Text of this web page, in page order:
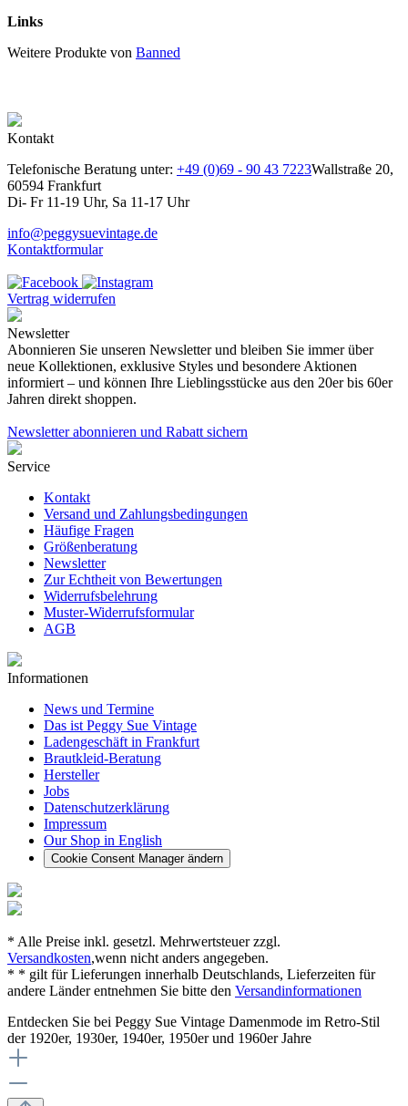
Links
Weitere Produkte von Banned
Kontakt
Telefonische Beratung unter: +49 (0)69 - 90 43 7223Wallstraße 20,
60594 Frankfurt
Di- Fr 11-19 Uhr, Sa 11-17 Uhr
info@peggysuevintage.de
Kontaktformular
Vertrag widerrufen
Newsletter
Abonnieren Sie unseren Newsletter und bleiben Sie immer über
neue Kollektionen, exklusive Styles und besondere Aktionen
informiert – und können Ihre Lieblingsstücke aus den 20er bis 60er
Jahren direkt shoppen.
Newsletter abonnieren und Rabatt sichern
Service
Kontakt
Versand und Zahlungsbedingungen
Häufige Fragen
Größenberatung
Newsletter
Zur Echtheit von Bewertungen
Widerrufsbelehrung
Muster-Widerrufsformular
AGB
Informationen
News und Termine
Das ist Peggy Sue Vintage
Ladengeschäft in Frankfurt
Brautkleid-Beratung
Hersteller
Jobs
Datenschutzerklärung
Impressum
Our Shop in English
Cookie Consent Manager ändern
* Alle Preise inkl. gesetzl. Mehrwertsteuer zzgl.
Versandkosten,wenn nicht anders angegeben.
* * gilt für Lieferungen innerhalb Deutschlands, Lieferzeiten für
andere Länder entnehmen Sie bitte den Versandinformationen
Entdecken Sie bei Peggy Sue Vintage Damenmode im Retro-Stil
der 1920er, 1930er, 1940er, 1950er und 1960er Jahre